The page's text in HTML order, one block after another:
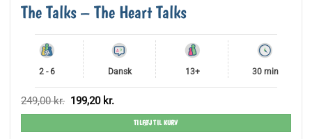
The Talks – The Heart Talks
2 - 6 Dansk 13+ 30 min
249,00kr. Den
oprindelige
pris
249,00 kr..
199,20 kr.
aktuelle
pris
199,20 kr..
TILFØJ TIL KURV